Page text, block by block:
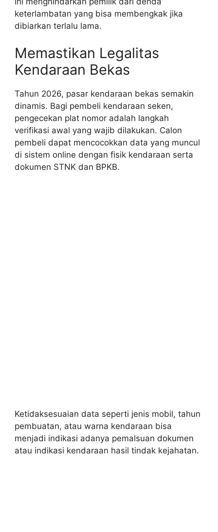
keterlambatan yang bisa membengkak jika
dibiarkan terlalu lama.
Memastikan Legalitas
Kendaraan Bekas
Tahun 2026, pasar kendaraan bekas semakin
dinamis. Bagi pembeli kendaraan seken,
pengecekan plat nomor adalah langkah
verifikasi awal yang wajib dilakukan. Calon
pembeli dapat mencocokkan data yang muncul
di sistem online dengan fisik kendaraan serta
dokumen STNK dan BPKB.
Ketidaksesuaian data seperti jenis mobil, tahun
pembuatan, atau warna kendaraan bisa
menjadi indikasi adanya pemalsuan dokumen
atau indikasi kendaraan hasil tindak kejahatan.